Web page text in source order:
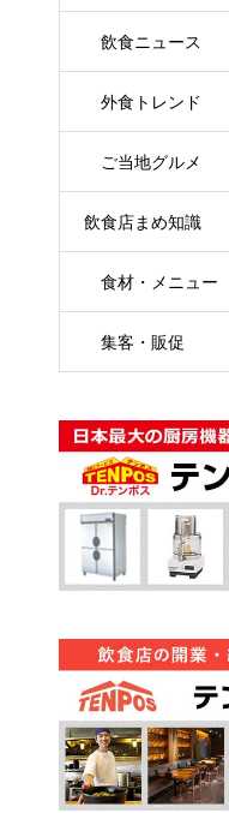
飲食ニュース
外食トレンド
ご当地グルメ
飲食店まめ知識
食材・メニュー
集客・販促